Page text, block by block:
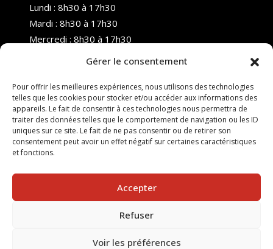
Gérer le consentement
Pour offrir les meilleures expériences, nous utilisons des technologies
telles que les cookies pour stocker et/ou accéder aux informations des
appareils. Le fait de consentir à ces technologies nous permettra de
traiter des données telles que le comportement de navigation ou les ID
uniques sur ce site. Le fait de ne pas consentir ou de retirer son
consentement peut avoir un effet négatif sur certaines caractéristiques
et fonctions.
Accepter
Refuser
Voir les préférences
Lundi : 8h30 à 17h30
Mardi : 8h30 à 17h30
Mercredi : 8h30 à 17h30
Samedi : Fermé
Dimanche : Fermé
© 2025 Nouvel R Formation - TOUS DROITS RÉSERVÉS -
SITE RÉALISÉ PAR :INGÉNIERIE TECH